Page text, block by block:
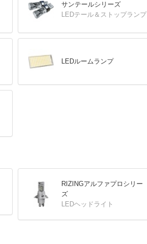
サンテールシリーズ
LEDテール＆ストップランプ
LEDルームランプ
RIZINGアルファプロシリー
ズ
LEDヘッドライト